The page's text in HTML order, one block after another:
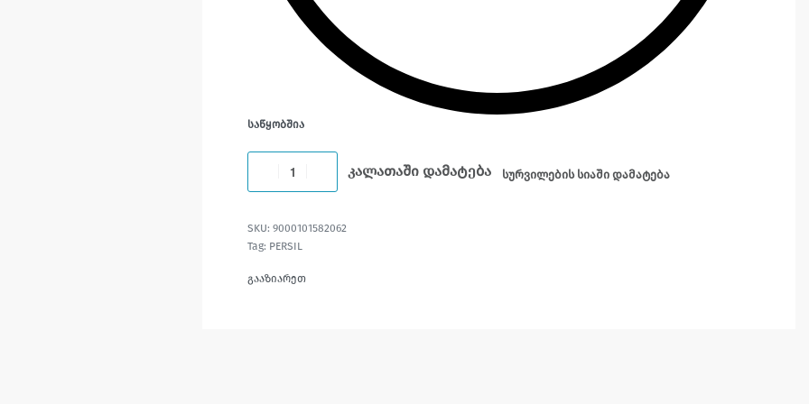
ᲡᲐᲬᲧᲝᲑᲨᲘᲐ
კალათაში დამატება სურვილების სიაში დამატება
9000101582062
Tag: PERSIL
გააზიარეთ